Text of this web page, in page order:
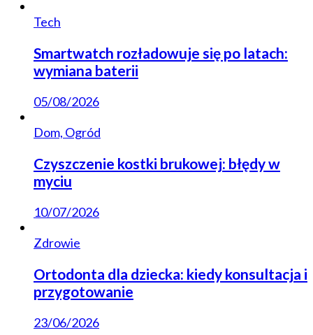
Tech
Smartwatch rozładowuje się po latach:
wymiana baterii
05/08/2026
Dom, Ogród
Czyszczenie kostki brukowej: błędy w
myciu
10/07/2026
Zdrowie
Ortodonta dla dziecka: kiedy konsultacja i
przygotowanie
23/06/2026